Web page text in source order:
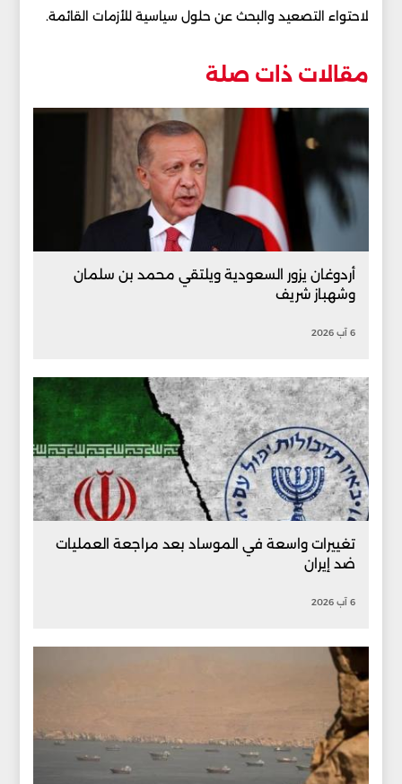
لاحتواء التصعيد والبحث عن حلول سياسية للأزمات القائمة.
مقالات ذات صلة
أردوغان يزور السعودية ويلتقي محمد بن سلمان
وشهباز شريف
6 آب 2026
تغييرات واسعة في الموساد بعد مراجعة العمليات
ضد إيران
6 آب 2026